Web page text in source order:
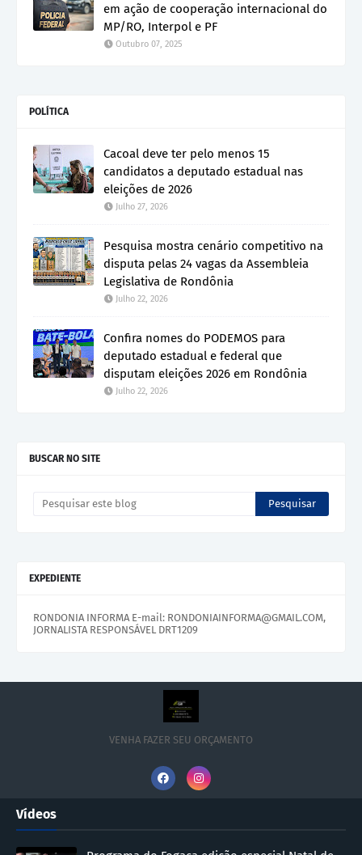
em ação de cooperação internacional do
MP/RO, Interpol e PF
Outubro 07, 2025
POLÍTICA
Cacoal deve ter pelo menos 15
candidatos a deputado estadual nas
eleições de 2026
Julho 27, 2026
Pesquisa mostra cenário competitivo na
disputa pelas 24 vagas da Assembleia
Legislativa de Rondônia
Julho 22, 2026
Confira nomes do PODEMOS para
deputado estadual e federal que
disputam eleições 2026 em Rondônia
Julho 22, 2026
BUSCAR NO SITE
EXPEDIENTE
RONDONIA INFORMA E-mail: RONDONIAINFORMA@GMAIL.COM,
JORNALISTA RESPONSÁVEL DRT1209
VENHA FAZER SEU ORÇAMENTO
Vídeos